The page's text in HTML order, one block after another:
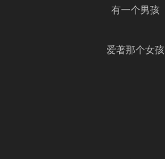
有一个男孩
爱著那个女孩